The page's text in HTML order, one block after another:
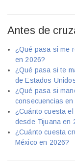
Antes de
¿Qué pasa si me
en 2026?
¿Qué pasa si te
de Estados
¿Qué pasa si
consecuencias en
¿Cuánto cuesta
desde Tijuana en
¿Cuánto cuesta
México en 2026?